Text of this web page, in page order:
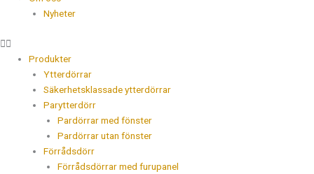
Nyheter
Produkter
Ytterdörrar
Säkerhetsklassade ytterdörrar
Parytterdörr
Pardörrar med fönster
Pardörrar utan fönster
Förrådsdörr
Förrådsdörrar med furupanel